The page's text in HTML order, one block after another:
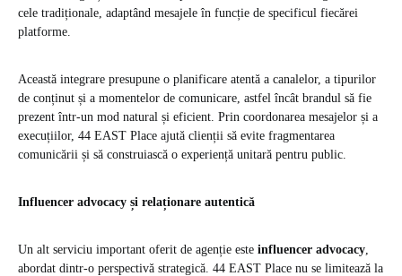
cele tradiționale, adaptând mesajele în funcție de specificul fiecărei
platforme.
Această integrare presupune o planificare atentă a canalelor, a tipurilor
de conținut și a momentelor de comunicare, astfel încât brandul să fie
prezent într-un mod natural și eficient. Prin coordonarea mesajelor și a
execuțiilor, 44 EAST Place ajută clienții să evite fragmentarea
comunicării și să construiască o experiență unitară pentru public.
Influencer advocacy și relaționare autentică
Un alt serviciu important oferit de agenție este influencer advocacy,
abordat dintr-o perspectivă strategică. 44 EAST Place nu se limitează la